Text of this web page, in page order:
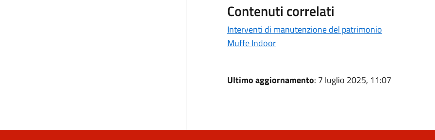
Contenuti correlati
Interventi di manutenzione del patrimonio
Muffe Indoor
Ultimo aggiornamento: 7 luglio 2025, 11:07